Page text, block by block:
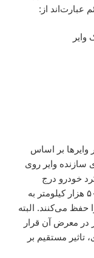
عبارت‌اند از:
وایرها بر اساس
وایر روی
خودرو درج
می‌کنند. به‌طور میانگین باید گفت وایرها تا ۵۰ هزار کیلومتر به
حفظ می‌کنند. البته
در معرض آن قرار
تاثیر مستقیم بر